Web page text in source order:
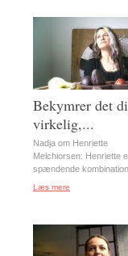
Bekymrer det
virkelig,...
Nadja om Henriette
Melchiorsen: Henriette
spændende
Læs mere